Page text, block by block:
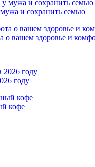
и сохранить семью
о вашем здоровье и
году
кофе